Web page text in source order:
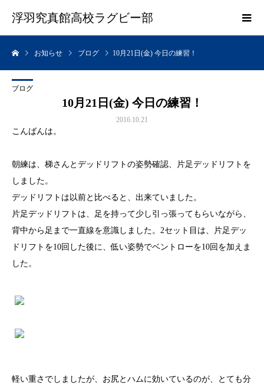
浮羽究真館高校ラグビー部
お知らせ ブログ 10月21日(金) 今日の練習！
ブログ
10月21日(金) 今日の練習！
2016.10.21
こんばんは。
朝練は、梯さんとデッドリフトの姿勢確認、片足デッドリフトを
しました。
デッドリフトは以前と比べると、出来ていました。
片足デッドリフトは、足を持って少し引っ張ってもらいながら、
背中から足まで一直線を意識しました。2セット目は、片足デッ
ドリフトを10回した後に、低い姿勢でベントローを10回を加えま
した。
軽い重さでしましたが、お尻とハムに効いているのが、とても分